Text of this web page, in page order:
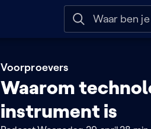
Naar help
Voorproevers
Waarom
instrument is